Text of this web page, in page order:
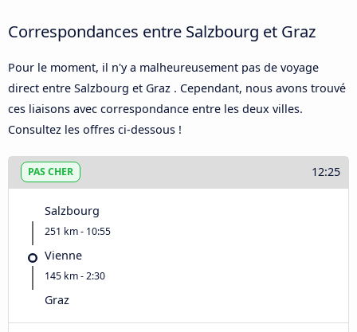
Correspondances entre Salzbourg et Graz
Pour le moment, il n'y a malheureusement pas de voyage
direct entre Salzbourg et Graz . Cependant, nous avons trouvé
ces liaisons avec correspondance entre les deux villes.
Consultez les offres ci-dessous !
PAS CHER 12:25
Salzbourg
251 km - 10:55
Vienne
145 km - 2:30
Graz